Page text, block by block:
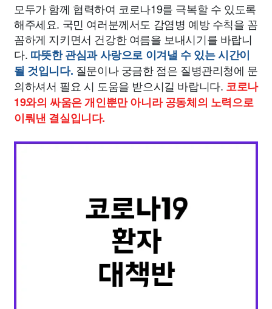
모두가 함께 협력하여 코로나19를 극복할 수 있도록
해주세요. 국민 여러분께서도 감염병 예방 수칙을 꼼
꼼하게 지키면서 건강한 여름을 보내시기를 바랍니
다. 따뜻한 관심과 사랑으로 이겨낼 수 있는 시간이
될 것입니다. 질문이나 궁금한 점은 질병관리청에 문
의하셔서 필요 시 도움을 받으시길 바랍니다. 코로나
19와의 싸움은 개인뿐만 아니라 공동체의 노력으로
이뤄낸 결실입니다.